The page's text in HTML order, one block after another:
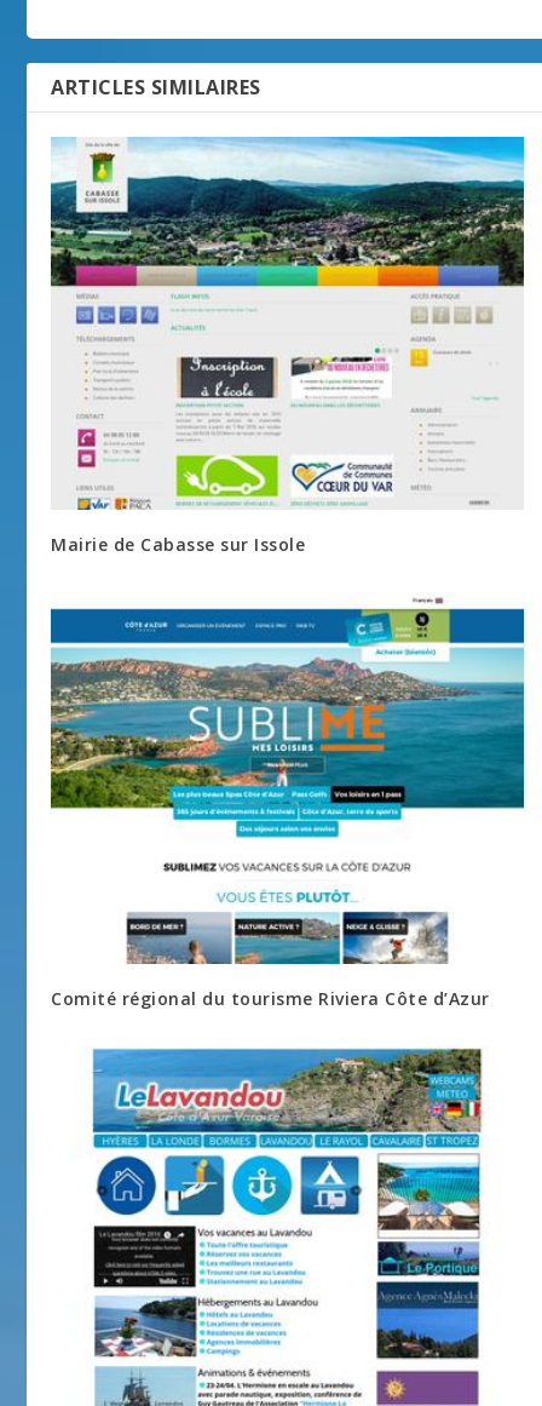
ARTICLES SIMILAIRES
Mairie de Cabasse sur Issole
Comité régional du tourisme Riviera Côte d’Azur